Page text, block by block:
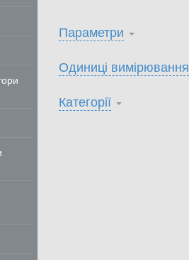
Параметри
Одиниці вимірювання
Категорії